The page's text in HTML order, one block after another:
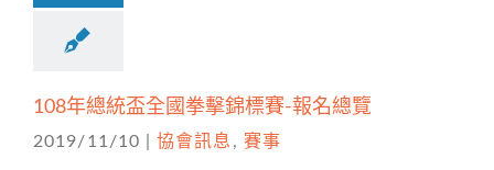
108年總統盃全國拳擊錦標賽-報名總覽
2019/11/10 協會訊息 , 賽事